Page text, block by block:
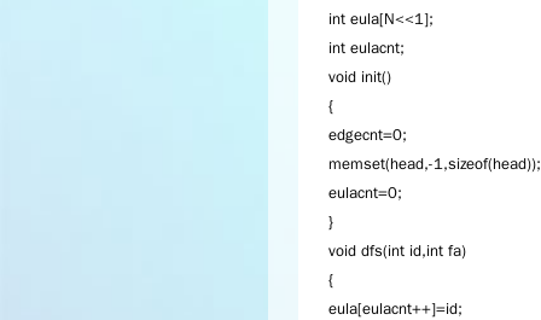
int eula[N<<1];
int eulacnt;
void init()
{
edgecnt=0;
memset(head,-1,sizeof(head));
eulacnt=0;
}
void dfs(int id,int fa)
{
eula[eulacnt++]=id;